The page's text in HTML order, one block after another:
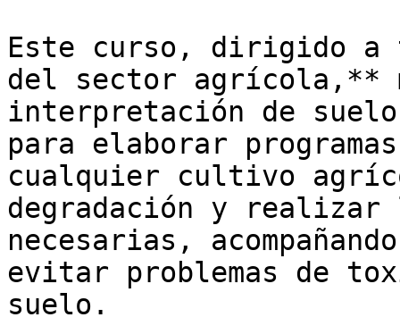
Este curso, dirigido a
del sector agrícola,**
interpretación de
para elaborar
cualquier cultivo
degradación y realizar
necesarias,
evitar problemas de
suelo.